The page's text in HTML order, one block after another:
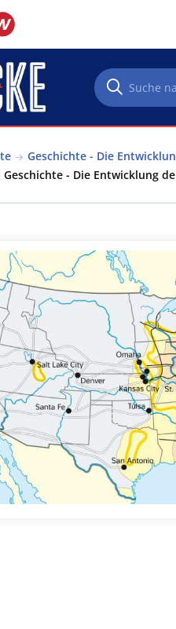
Geschichte - Die
Geschichte - Die Entwicklung